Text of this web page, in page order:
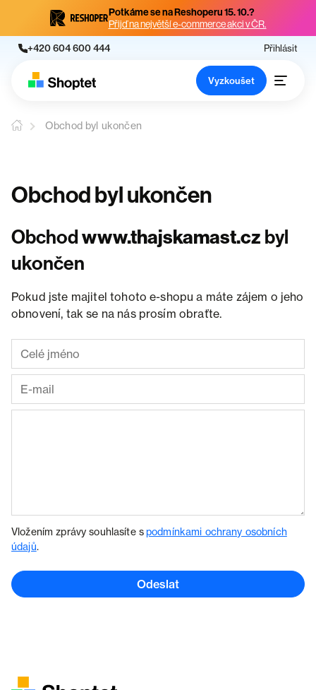
Potkáme se na Reshoperu 15. 10.?
Přijď na největší e-commerce akci v ČR.
+420 604 600 444 Přihlásit
Vyzkoušet
Obchod byl ukončen
Obchod byl ukončen
Obchodwww.thajskamast.cz byl
ukončen
Pokud jste majitel tohoto e-shopu a máte zájem o jeho
obnovení, tak se na nás prosím obraťte.
Vložením zprávy souhlasíte spodmínkami ochrany osobních
údajů.
Odeslat